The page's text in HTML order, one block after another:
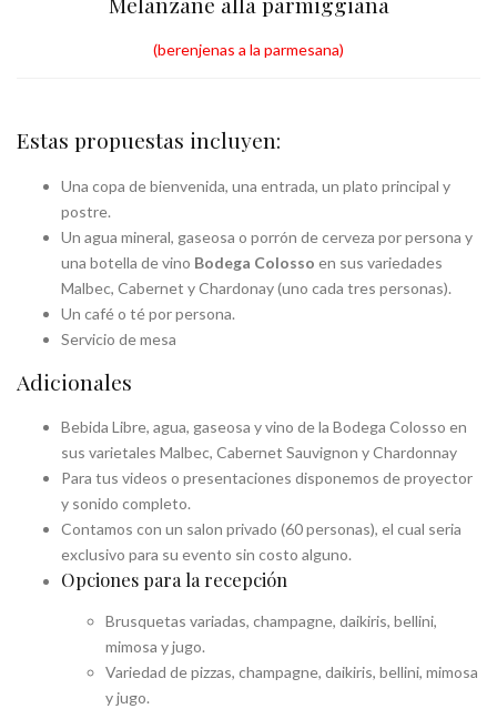
(berenjenas a la parmesana)
Estas propuestas incluyen:
Una copa de bienvenida, una entrada, un plato principal y
postre.
Un agua mineral, gaseosa o porrón de cerveza por persona y
una botella de vino Bodega Colosso en sus variedades
Malbec, Cabernet y Chardonay (uno cada tres personas).
Un café o té por persona.
Servicio de mesa
Adicionales
Bebida Libre, agua, gaseosa y vino de la Bodega Colosso en
sus varietales Malbec, Cabernet Sauvignon y Chardonnay
Para tus videos o presentaciones disponemos de proyector
y sonido completo.
Contamos con un salon privado (60 personas), el cual seria
exclusivo para su evento sin costo alguno.
Opciones para la recepción
Brusquetas variadas, champagne, daikiris, bellini,
mimosa y jugo.
Variedad de pizzas, champagne, daikiris, bellini, mimosa
y jugo.